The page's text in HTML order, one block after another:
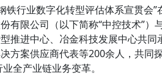
铁行业数字化转型评估体系宣贯会”
有限公司（以下简称“中控技术”）
推进中心、冶金科技发展中心共同
方案供应商代表等200余人，共同
全产业链业务变革。